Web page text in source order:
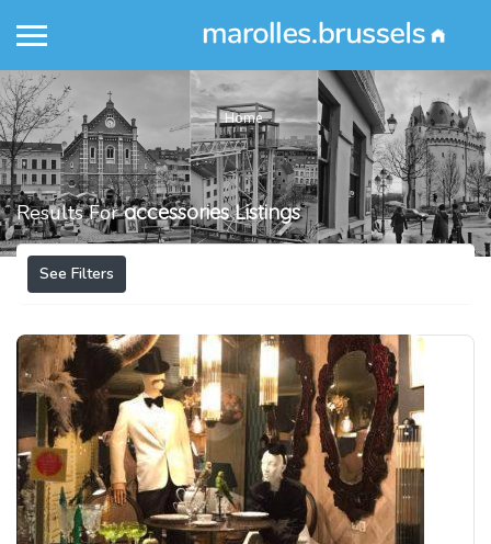
Home
Results Foraccessories Listings
See Filters